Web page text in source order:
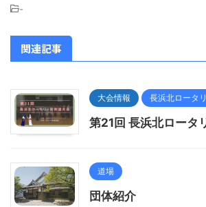
-
関連記事
大会情報 長浜北ロータ
第21回 長浜北ロータ
道場
団体紹介